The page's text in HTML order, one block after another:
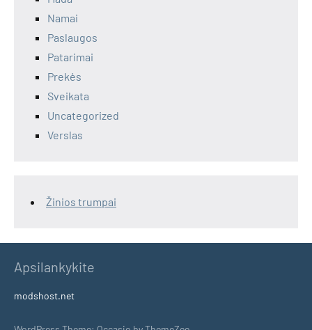
Namai
Paslaugos
Patarimai
Prekės
Sveikata
Uncategorized
Verslas
Žinios trumpai
Apsilankykite
modshost.net